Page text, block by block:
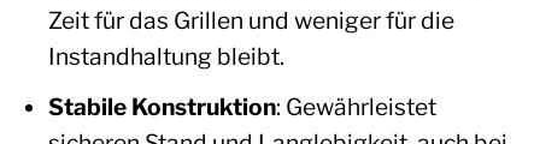
Zeit für das Grillen und weniger für die
Instandhaltung bleibt.
Stabile Konstruktion: Gewährleistet